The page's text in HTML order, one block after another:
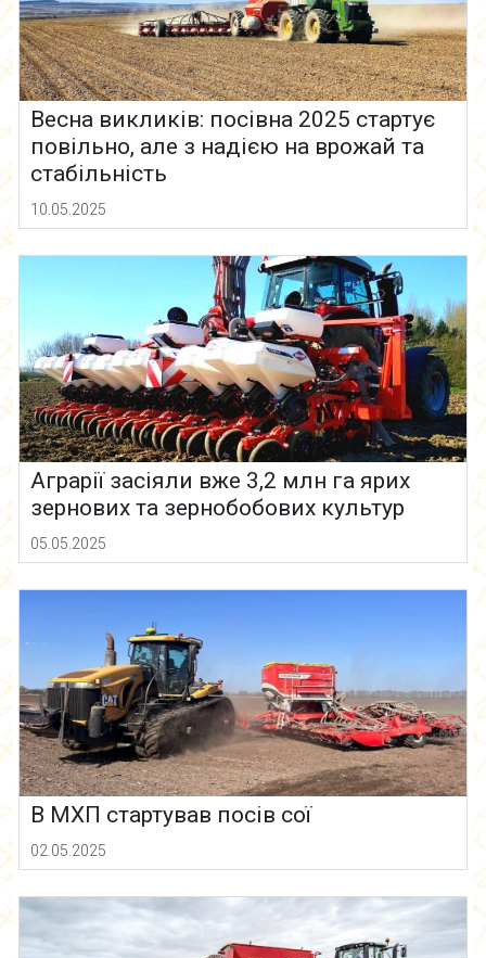
Весна викликів: посівна 2025 стартує
повільно, але з надією на врожай та
стабільність
10.05.2025
Аграрії засіяли вже 3,2 млн га ярих
зернових та зернобобових культур
05.05.2025
В МХП стартував посів сої
02.05.2025